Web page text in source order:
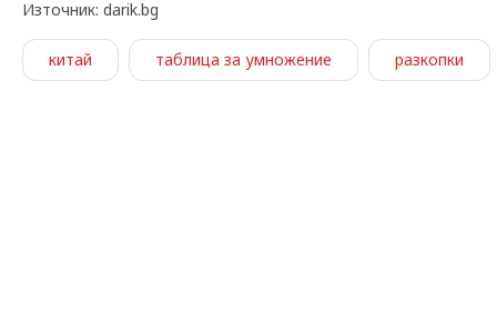
Източник: darik.bg
китай таблица за умножение разкопки